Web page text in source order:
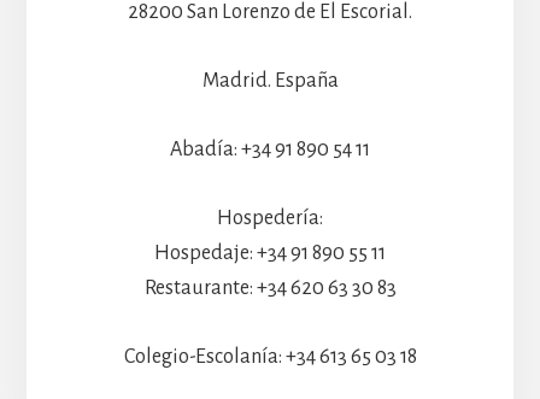
28200 San Lorenzo de El Escorial.
Madrid. España
Abadía: +34 91 890 54 11
Hospedería:
Hospedaje: +34 91 890 55 11
Restaurante: +34 620 63 30 83
Colegio-Escolanía: +34 613 65 03 18